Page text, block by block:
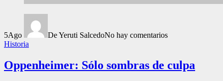
5Ago De Yeruti SalcedoNo hay comentarios
Historia
Oppenheimer: Sólo sombras de culpa